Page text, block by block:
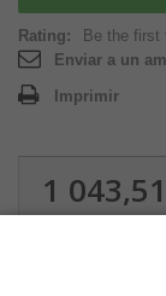
Rating:
Be the first
Enviar a un
Imprimir
1